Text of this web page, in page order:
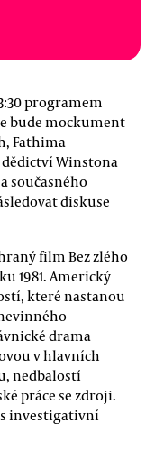
programem
bude mockument
Fathima
Winstona
současného
diskuse
film Bez zlého
1981. Americký
které nastanou
drama
v hlavních
nedbalostí
práce se zdroji.
investigativní